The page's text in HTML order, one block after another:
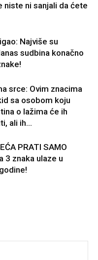
niste ni sanjali da ćete
Najviše su
sudbina konačno
srce: Ovim znacima
sa osobom koju
o lažima će ih
ali ih...
PRATI SAMO
3 znaka ulaze u